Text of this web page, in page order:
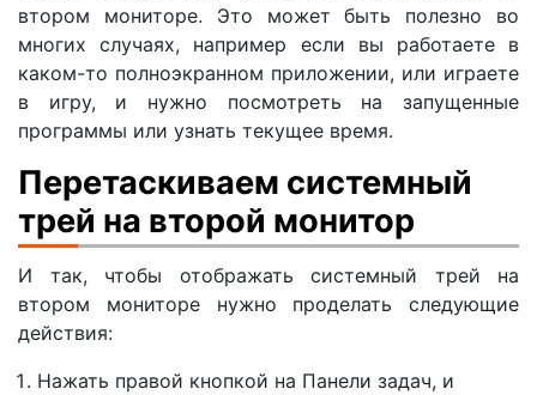
втором мониторе. Это может быть полезно во
многих случаях, например если вы работаете в
каком-то полноэкранном приложении, или играете
в игру, и нужно посмотреть на запущенные
программы или узнать текущее время.
Перетаскиваем системный
трей на второй монитор
И так, чтобы отображать системный трей на
втором мониторе нужно проделать следующие
действия:
Нажать правой кнопкой на Панели задач, и